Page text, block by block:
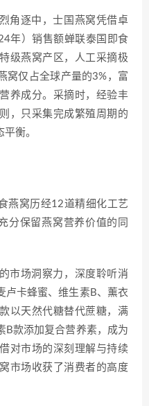
角逐中，士国燕窝凭借卓
年）销售额蝉联泰国即食
级燕窝产区，人工采摘极
窝仅占全球产量的3%，富
养成分。采摘时，经验丰
，只采集完成繁殖周期的
衡。
燕窝历经12道精细化工艺
分保留燕窝营养价值的同
市场洞察力，深度聆听消
卢卡蜂蜜、维生素B、薰衣
以天然代糖替代蔗糖，满
B款添加复合营养素，成为
对市场的深刻理解与持续
市场收获了消费者的高度